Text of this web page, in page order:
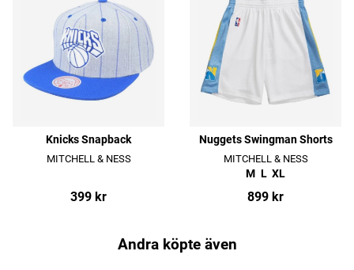
Knicks Snapback
MITCHELL & NESS
399 kr
Nuggets Swingman Shorts
MITCHELL & NESS
M L XL
899 kr
Andra köpte även